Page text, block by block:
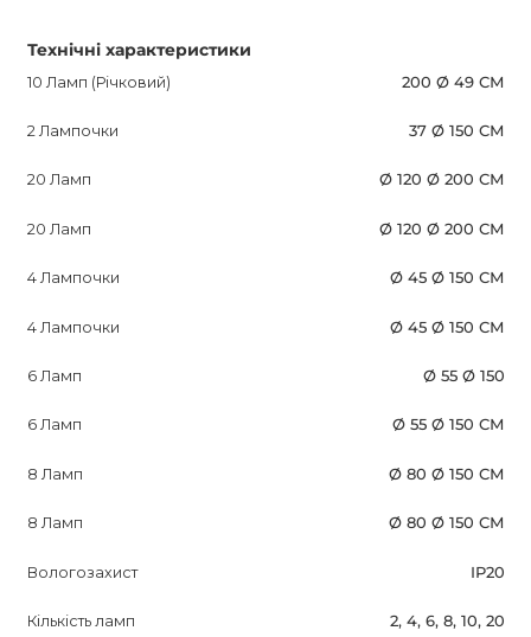
Технічні характеристики
10 Ламп (Річковий) 200 Ø 49 СМ
2 Лампочки 37 Ø 150 СМ
20 Ламп Ø 120 Ø 200 СМ
20 Ламп Ø 120 Ø 200 СМ
4 Лампочки Ø 45 Ø 150 СМ
4 Лампочки Ø 45 Ø 150 СМ
6 Ламп Ø 55 Ø 150
6 Ламп Ø 55 Ø 150 СМ
8 Ламп Ø 80 Ø 150 СМ
8 Ламп Ø 80 Ø 150 СМ
Вологозахист IP20
Кількість ламп 2, 4, 6, 8, 10, 20